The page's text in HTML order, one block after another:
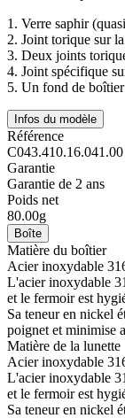
1. Verre saphir
2. Joint torique sur
3. Deux joints
4. Joint spécifique
5. Un fond de
Infos du modèle
Référence
C043.410.16.041.00
Garantie
Garantie de 2 ans
Poids net
80.00g
Boîte
Matière du boîtier
Acier inoxydable
L'acier inoxydable
et le fermoir est
Sa teneur en nickel
poignet et minimise
Matière de la lunette
Acier inoxydable
L'acier inoxydable
et le fermoir est
Sa teneur en nickel